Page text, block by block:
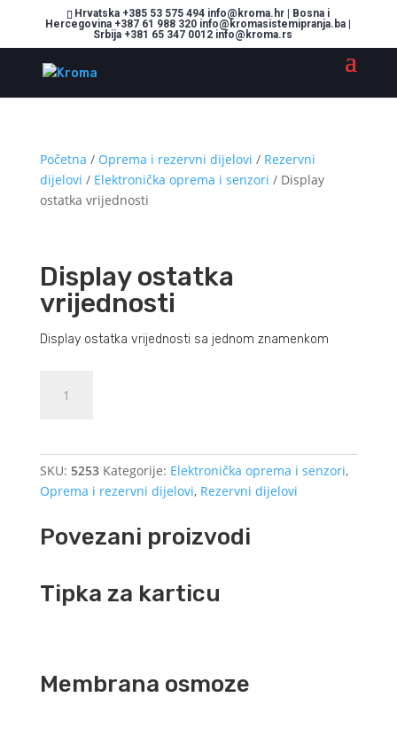
Hrvatska +385 53 575 494 info@kroma.hr | Bosna i
Hercegovina +387 61 988 320 info@kromasistemipranja.ba |
Srbija +381 65 347 0012 info@kroma.rs
Početna / Oprema i rezervni dijelovi / Rezervni
dijelovi / Elektronička oprema i senzori / Display
ostatka vrijednosti
Display ostatka
vrijednosti
Display ostatka vrijednosti sa jednom znamenkom
ostatka
SKU: 5253 Kategorije: Elektronička oprema i senzori,
Oprema i rezervni dijelovi, Rezervni dijelovi
Povezani proizvodi
Tipka za karticu
Membrana osmoze